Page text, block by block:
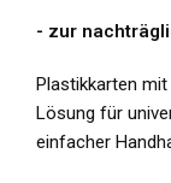
- zur
Plastikkarten
Lösung für
einfacher